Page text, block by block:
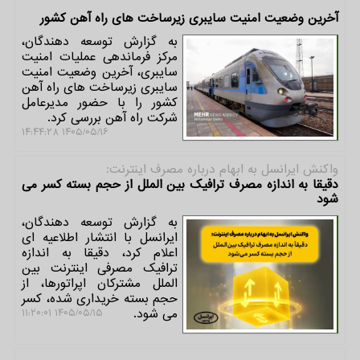
آخرین وضعیت امنیت سایبری زیرساخت های راه آهن کشور
به گزارش توسعه دهندگان،
مرکز فرماندهی عملیات امنیت
سایبری، آخرین وضعیت امنیت
سایبری زیرساخت های راه آهن
کشور را با حضور مدیرعامل
شرکت راه آهن بررسی کرد.
۱۴۰۵/۰۵/۱۶ ۱۴:۴۴:۲۸
واكنش ایرانسل به ابهام درباره مصرف اینترنت:
دقیقا به اندازه مصرف ترافیک بین الملل از حجم بسته کسر می
شود
به گزارش توسعه دهندگان،
ایرانسل با انتشار اطلاعیه ای
اعلام کرد، دقیقا به اندازه
ترافیک مصرفی اینترنت بین
الملل مشترکان اپراتورها، از
حجم بسته خریداری شده، کسر
می شود. ۱۴۰۵/۰۵/۱۵ ۱۱:۲۰:۰۱